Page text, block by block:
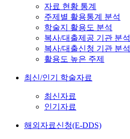
자료 현황 통계
주제별 활용통계 분석
학술지 활용도 분석
복사/대출제공 기관 분석
복사/대출신청 기관 분석
활용도 높은 주제
최신/인기 학술자료
최신자료
인기자료
해외자료신청(E-DDS)